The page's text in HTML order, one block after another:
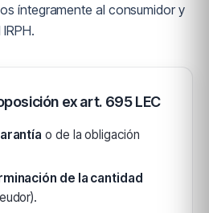
íntegramente al consumidor y
ex art. 695 LEC
o de la obligación
de la cantidad